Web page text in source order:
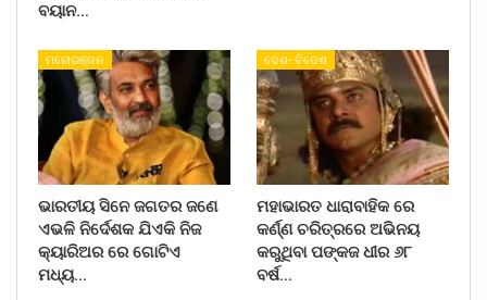
ବୟାନ…
ମନୋରଞ୍ଜନ
ଭାରତୀୟ ସିନେ ଜଗତର ଜଣେ
ଏଭଳି ନିର୍ଦେଶକ ଯିଏକି ନିଜ
କ୍ୟାରିଅର ରେ ଗୋଟିଏ
ମଧ୍ୟ…
ଦେଶ- ବିଦେଶ
ମହାଭାରତ ଧାରାବାହିକ ରେ
କର୍ଣ୍ଣ ଚରିତ୍ରରେ ଅଭିନୟ
କରୁଥିବା ପଙ୍କଜ ଧୀର ୬୮
ବର୍ଷ…